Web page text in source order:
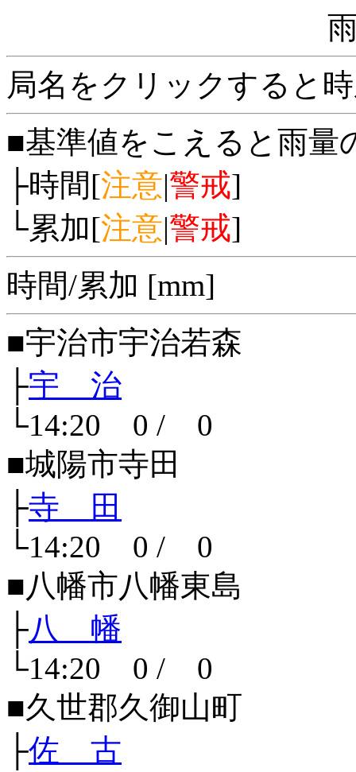
局名をクリックすると
■基準値をこえると雨量
├時間[注意|警戒]
└累加[注意|警戒]
時間/累加 [mm]
■宇治市宇治若森
├宇 治
└14:20 0 / 0
■城陽市寺田
├寺 田
└14:20 0 / 0
■八幡市八幡東島
├八 幡
└14:20 0 / 0
■久世郡久御山町
├佐 古